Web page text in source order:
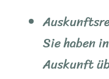
Sie haben
Auskunft